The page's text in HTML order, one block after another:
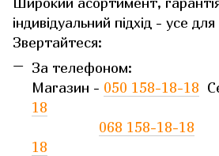
індивідуальний підхід - усе
Звертайтеся:
За телефоном:
Магазин - 050 158-18-18
18
068 158-18-18
18